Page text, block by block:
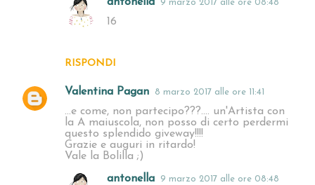
RISPONDI
9 marzo 2017 alle ore 08:48
16
Valentina Pagan 8 marzo 2017 alle ore 11:41
...e come, non partecipo???.... un'Artista con
la A maiuscola, non posso di certo perdermi
questo splendido giveway!!!!
Grazie e auguri in ritardo!
Vale la Bolilla ;)
antonella
9 marzo 2017 alle ore 08:48